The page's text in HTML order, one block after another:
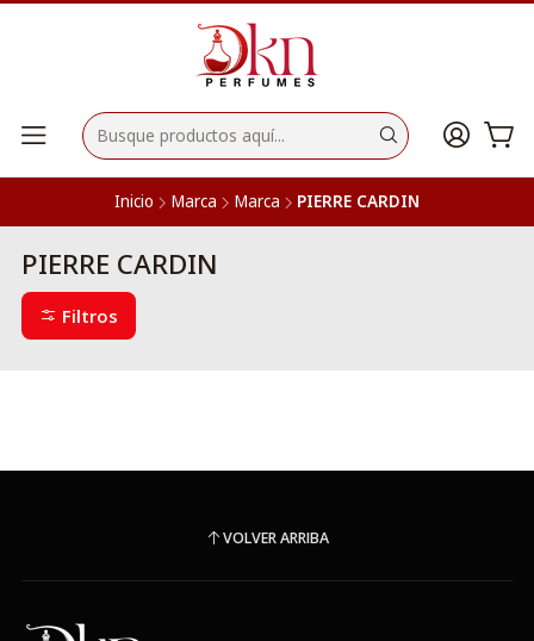
Inicio Marca Marca PIERRE CARDIN
PIERRE CARDIN
Filtros
VOLVER ARRIBA